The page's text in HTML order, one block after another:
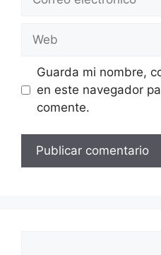
electrónico
Guarda mi nombre,
en este navegador
comente.